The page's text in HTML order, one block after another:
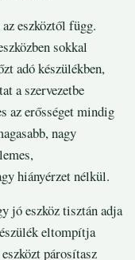
eszköztől függ.
sokkal
adó készülékben,
a szervezetbe
az erősséget mindig
nagy
hiányérzet nélkül.
jó eszköz tisztán adja
eltompítja
párosítasz